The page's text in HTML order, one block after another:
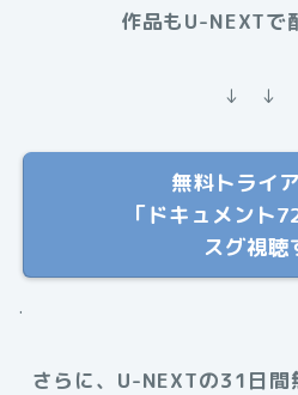
作品もU-NEXTで
↓ ↓
無料トライア
「ドキュメント
スグ視聴
.
さらに、U-NEXTの31日間